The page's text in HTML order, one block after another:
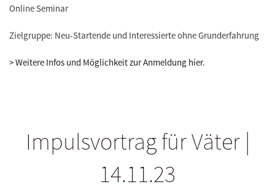
Online Seminar
Zielgruppe: Neu-Startende und Interessierte ohne Grunderfahrung
> Weitere Infos und Möglichkeit zur Anmeldung hier.
Impulsvortrag für Väter |
14.11.23